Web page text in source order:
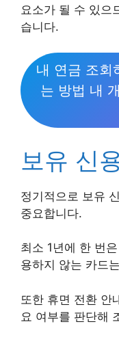
요소가 될 수 있으
습니다.
내 연금 조회
는 방법 내
보유 신
정기적으로 보유
중요합니다.
최소 1년에 한 번
용하지 않는 카드
또한 휴면 전환 안
요 여부를 판단해